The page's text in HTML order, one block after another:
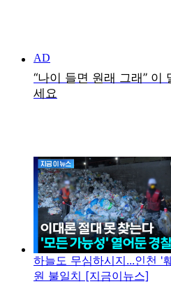
하늘도 무심하시지...인천 '
원 불일치 [지금이뉴스]